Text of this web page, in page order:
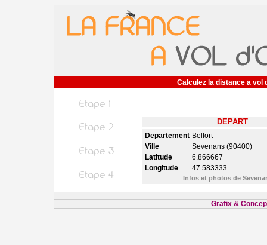
Calculez la distance a vol
DEPART
Departement Belfort
Ville
Sevenans (90400)
Latitude
6.866667
Longitude
47.583333
Infos et photos de
Grafix &